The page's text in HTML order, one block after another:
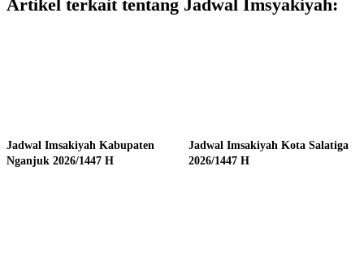
Artikel terkait tentang Jadwal Imsyakiyah:
Jadwal Imsakiyah Kabupaten
Nganjuk 2026/1447 H
Jadwal Imsakiyah Kota Salatiga
2026/1447 H